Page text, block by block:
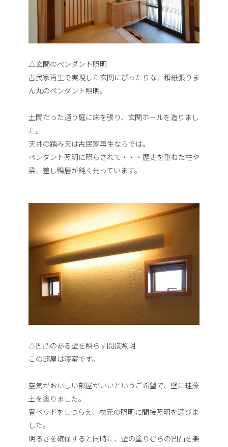
△玄関のペンダント照明
古民家再生で実現した玄関にぴったりな、和紙張りま
ん丸のペンダント照明。
土間だった通り庭に床を張り、玄関ホールを造りまし
た。
天井の踏み天は古民家再生ならでは。
ペンダント照明に照らされて・・・歴史を重ねた柱や
梁、差し鴨居が鈍く光っています。
△凹凸のある壁を照らす間接照明
この部屋は寝室です。
空気がおいしい部屋がいいというご希望で、壁に珪藻
土を塗りました。
畳ベッドをしつらえ、枕元の照明に間接照明を選びま
した。
明るさを確保すると同時に、壁の塗りむらの凹凸を楽